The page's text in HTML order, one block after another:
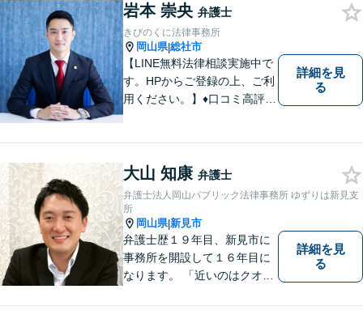
い！
岩本 崇央 弁護士
きびのくに法律事務所
岡山県|総社市
【LINE無料法律相談実施中で
す。HPからご登録の上、ご利
用ください。】♦口コミ高評価
ます。【完全個室】【初回３
０分無料面談】
詳細を見
る
大山 知康 弁護士
弁護士法人岡山パブリック法律事務所 ゆずりは新見支
所
岡山県|新見市
弁護士歴１９年目、新見市に
事務所を開設して１６年目に
なります。 「近いのはクオリ
詳細を見
る